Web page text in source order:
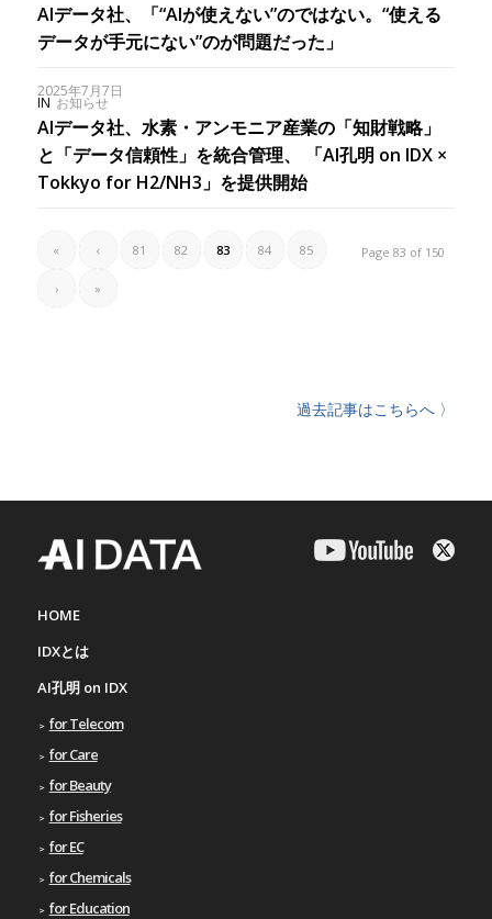
AIデータ社、「“AIが使えない”のではない。“使える
データが手元にない”のが問題だった」
2025年7月7日
IN お知らせ
AIデータ社、水素・アンモニア産業の「知財戦略」
と「データ信頼性」を統合管理、 「AI孔明 on IDX ×
Tokkyo for H2/NH3」を提供開始
Page 83 of 150
« ‹ 81 82 83 84 85
› »
過去記事はこちらへ 〉
HOME
IDXとは
AI孔明 on IDX
for Telecom
for Care
for Beauty
for Fisheries
for EC
for Chemicals
for Education